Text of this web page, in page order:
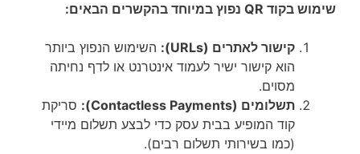
שימוש בקוד QR נפוץ במיוחד בהקשרים הבאים:
קישור לאתרים (URLs):
השימוש הנפוץ ביותר
הוא קישור ישיר לעמוד אינטרנט או לדף נחיתה
מסוים.
תשלומים (Contactless Payments):
סריקת
קוד המופיע בבית עסק כדי לבצע תשלום מיידי
(כמו בשירותי תשלום רבים).